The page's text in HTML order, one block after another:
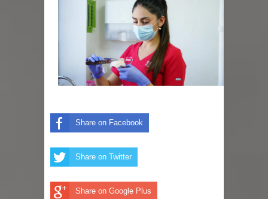
Share on Facebook
Share on Twitter
Share on Google Plus